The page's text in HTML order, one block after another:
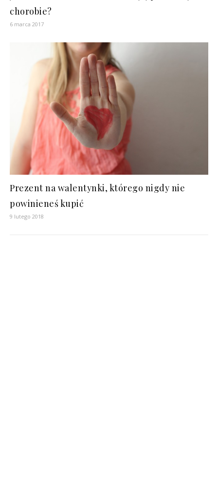
chorobie?
6 marca 2017
Prezent na walentynki, którego nigdy nie
powinieneś kupić
9 lutego 2018